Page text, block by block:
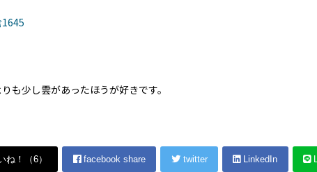
も少し雲があったほうが好きです。
ね！（6） facebook share twitter LinkedIn